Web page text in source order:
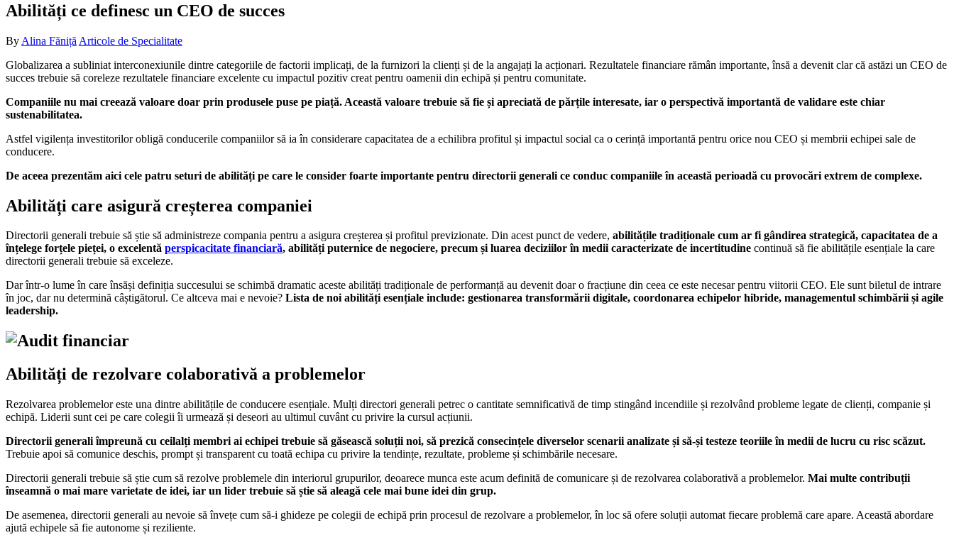
Abilități ce definesc un CEO de succes
By Alina Făniță Articole de Specialitate
Globalizarea a subliniat interconexiunile dintre categoriile de factorii implicați, de la furnizori la clienți și de la angajați la acționari. Rezultatele financiare rămân importante, însă a devenit clar că astăzi un CEO de
succes trebuie să coreleze rezultatele financiare excelente cu impactul pozitiv creat pentru oamenii din echipă și pentru comunitate.
Companiile nu mai creează valoare doar prin produsele puse pe piață. Această valoare trebuie să fie și apreciată de părțile interesate, iar o perspectivă importantă de validare este chiar
sustenabilitatea.
Astfel vigilența investitorilor obligă conducerile companiilor să ia în considerare capacitatea de a echilibra profitul și impactul social ca o cerință importantă pentru orice nou CEO și membrii echipei sale de
conducere.
De aceea prezentăm aici cele patru seturi de abilități pe care le consider foarte importante pentru directorii generali ce conduc companiile în această perioadă cu provocări extrem de complexe.
Abilități care asigură creșterea companiei
Directorii generali trebuie să știe să administreze compania pentru a asigura creșterea și profitul previzionate. Din acest punct de vedere, abilitățile tradiționale cum ar fi gândirea strategică, capacitatea de a
înțelege forțele pieței, o excelentă perspicacitate financiară, abilități puternice de negociere, precum și luarea deciziilor în medii caracterizate de incertitudine continuă să fie abilitățile esențiale la care
directorii generali trebuie să exceleze.
Dar într-o lume în care însăși definiția succesului se schimbă dramatic aceste abilități tradiționale de performanță au devenit doar o fracțiune din ceea ce este necesar pentru viitorii CEO. Ele sunt biletul de intrare
în joc, dar nu determină câștigătorul. Ce altceva mai e nevoie? Lista de noi abilități esențiale include: gestionarea transformării digitale, coordonarea echipelor hibride, managementul schimbării și agile
leadership.
Abilități de rezolvare colaborativă a problemelor
Rezolvarea problemelor este una dintre abilitățile de conducere esențiale. Mulți directori generali petrec o cantitate semnificativă de timp stingând incendiile și rezolvând probleme legate de clienți, companie și
echipă. Liderii sunt cei pe care colegii îi urmează și deseori au ultimul cuvânt cu privire la cursul acțiunii.
Directorii generali împreună cu ceilalți membri ai echipei trebuie să găsească soluții noi, să prezică consecințele diverselor scenarii analizate și să-și testeze teoriile în medii de lucru cu risc scăzut.
Trebuie apoi să comunice deschis, prompt și transparent cu toată echipa cu privire la tendințe, rezultate, probleme și schimbările necesare.
Directorii generali trebuie să știe cum să rezolve problemele din interiorul grupurilor, deoarece munca este acum definită de comunicare și de rezolvarea colaborativă a problemelor. Mai multe contribuții
înseamnă o mai mare varietate de idei, iar un lider trebuie să știe să aleagă cele mai bune idei din grup.
De asemenea, directorii generali au nevoie să învețe cum să-i ghideze pe colegii de echipă prin procesul de rezolvare a problemelor, în loc să ofere soluții automat fiecare problemă care apare. Această abordare
ajută echipele să fie autonome și reziliente.